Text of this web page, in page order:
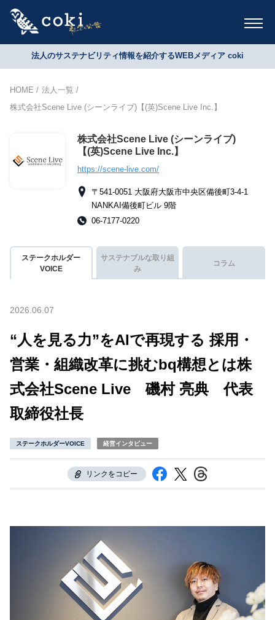
法人のサステナビリティ情報を紹介するWEBメディア coki
HOME
法人一覧
株式会社Scene Live (シーンライブ)【(英)Scene Live Inc.】
株式会社Scene Live (シーンライブ)
【(英)Scene Live Inc.】
https://scene-live.com/
〒541-0051 大阪府大阪市中央区備後町3-4-1
NANKAI備後町ビル 9階
06-7177-0220
ステークホルダー
VOICE
サステナブルな取り組
み
コラム
2026.06.07
“人を見る力”をAIで再現する 採用・
営業・組織改革に挑むbq構想とは株
式会社Scene Live 磯村 亮典 代表
取締役社長
ステークホルダーVOICE 経営インタビュー
リンクをコピー